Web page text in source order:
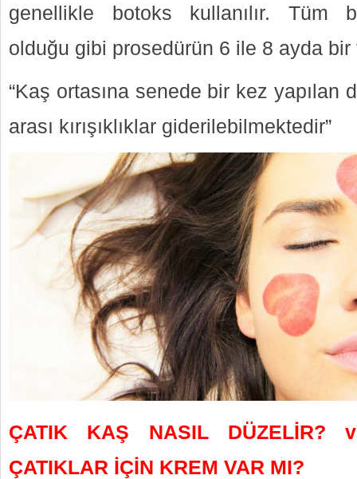
genellikle botoks kullanılır. Tüm
olduğu gibi prosedürün 6 ile 8 ayda bir
“Kaş ortasına senede bir kez yapılan
arası kırışıklıklar giderilebilmektedir”
ÇATIK KAŞ NASIL DÜZELİR?
ÇATIKLAR İÇİN KREM VAR MI?